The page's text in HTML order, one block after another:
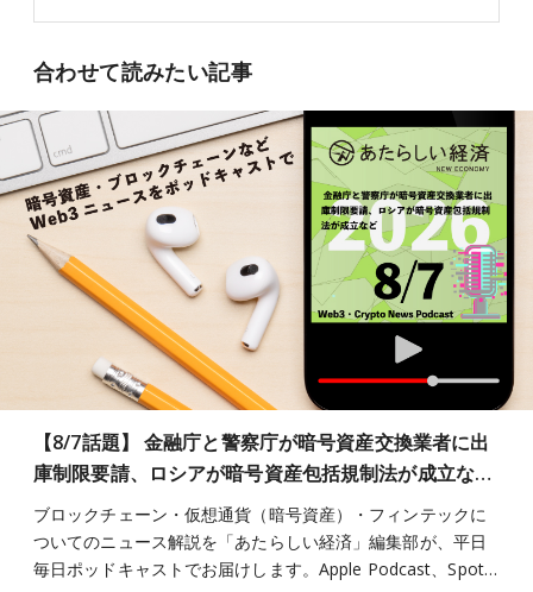
合わせて読みたい記事
【8/7話題】 金融庁と警察庁が暗号資産交換業者に出
庫制限要請、ロシアが暗号資産包括規制法が成立な…
ブロックチェーン・仮想通貨（暗号資産）・フィンテックに
ついてのニュース解説を「あたらしい経済」編集部が、平日
毎日ポッドキャストでお届けします。Apple Podcast、Spot…